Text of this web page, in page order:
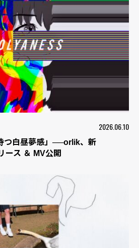
2026.06.10
つ白昼夢感」──orlik、新
ース ＆ MV公開